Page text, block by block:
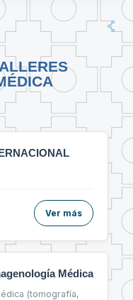
Ver más
Médica
(tomografía,